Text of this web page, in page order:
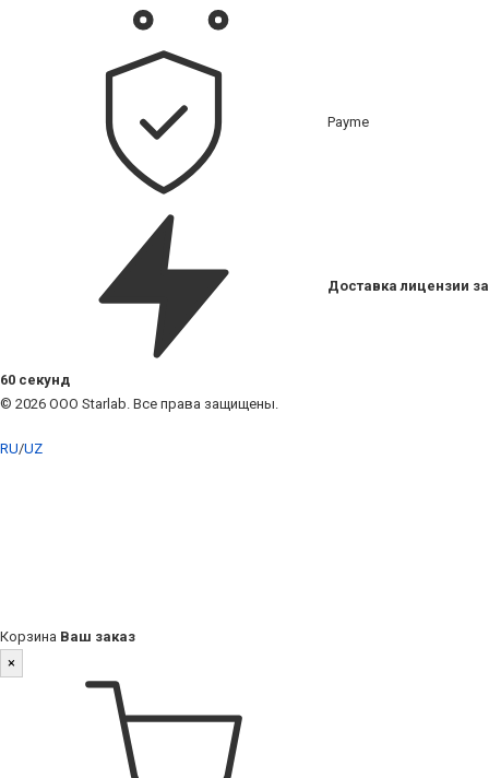
Payme
Доставка лицензии за
60 секунд
© 2026 ООО Starlab. Все права защищены.
RU/UZ
Корзина Ваш заказ
×